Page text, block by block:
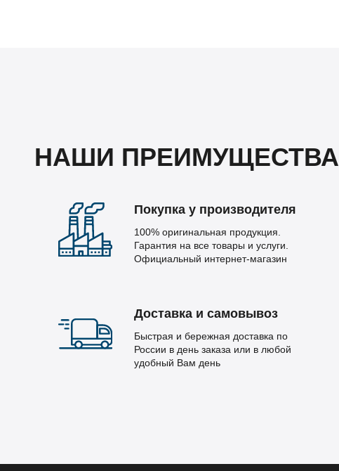
НАШИ ПРЕИМУЩЕСТВА
Покупка у производителя
100% оригинальная продукция.
Гарантия на все товары и услуги.
Официальный интернет-магазин
Доставка и самовывоз
Быстрая и бережная доставка по
России в день заказа или в любой
удобный Вам день